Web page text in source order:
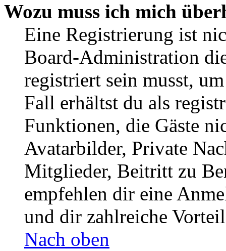
Wozu muss ich mich
Eine Registrierung ist
Board-Administration
registriert sein musst,
Fall erhältst du als
Funktionen, die Gäste
Avatarbilder, Private
Mitglieder, Beitritt zu
empfehlen dir eine
und dir zahlreiche
Nach oben